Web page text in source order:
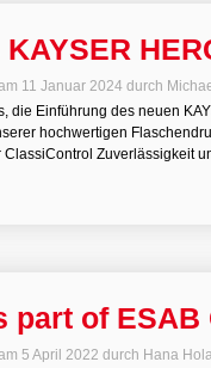
KAYSER
11 Januar 2024 durch
die Einführung des neuen
hochwertigen
ClassiControl Zuverlässigkeit
part of
5 April 2022 durch Hana